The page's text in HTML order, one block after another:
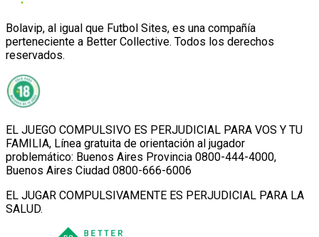
Bolavip, al igual que Futbol Sites, es una compañía
perteneciente a Better Collective. Todos los derechos
reservados.
EL JUEGO COMPULSIVO ES PERJUDICIAL PARA VOS Y TU
FAMILIA, Línea gratuita de orientación al jugador
problemático: Buenos Aires Provincia 0800-444-4000,
Buenos Aires Ciudad 0800-666-6006
EL JUGAR COMPULSIVAMENTE ES PERJUDICIAL PARA LA
SALUD.